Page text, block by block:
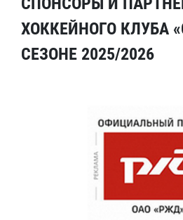
ХОККЕЙНОГО КЛУБА
СЕЗОНЕ 2025/2026